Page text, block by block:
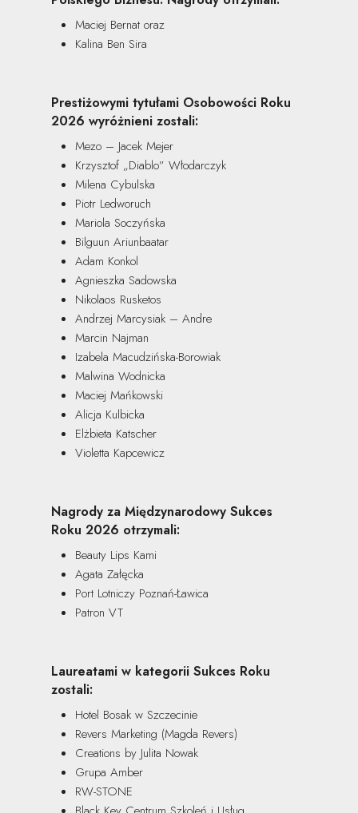
Maciej Bernat oraz
Kalina Ben Sira
Prestiżowymi tytułami Osobowości Roku
2026 wyróżnieni zostali:
Mezo – Jacek Mejer
Krzysztof „Diablo” Włodarczyk
Milena Cybulska
Piotr Ledworuch
Mariola Soczyńska
Bilguun Ariunbaatar
Adam Konkol
Agnieszka Sadowska
Nikolaos Rusketos
Andrzej Marcysiak – Andre
Marcin Najman
Izabela Macudzińska-Borowiak
Malwina Wodnicka
Maciej Mańkowski
Alicja Kulbicka
Elżbieta Katscher
Violetta Kapcewicz
Nagrody za Międzynarodowy Sukces
Roku 2026 otrzymali:
Beauty Lips Kami
Agata Załęcka
Port Lotniczy Poznań-Ławica
Patron VT
Laureatami w kategorii Sukces Roku
zostali:
Hotel Bosak w Szczecinie
Revers Marketing (Magda Revers)
Creations by Julita Nowak
Grupa Amber
RW-STONE